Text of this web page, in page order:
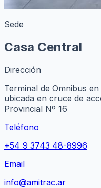
Sede
Casa Central
Dirección
Terminal de Omnibus
ubicada en cruce de
Provincial Nº 16
Teléfono
+54 9 3743 48-8996
Email
info@amitrac.ar